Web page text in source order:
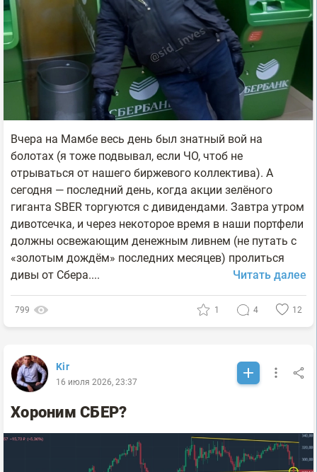
Вчера на Мамбе весь день был знатный вой на
болотах (я тоже подвывал, если ЧО, чтоб не
отрываться от нашего биржевого коллектива). А
сегодня — последний день, когда акции зелёного
гиганта SBER торгуются с дивидендами. Завтра утром
дивотсечка, и через некоторое время в наши портфели
должны освежающим денежным ливнем (не путать с
«золотым дождём» последних месяцев) пролиться
дивы от Сбера....
Читать далее
799 1 4 12
Kir
16 июля 2026, 23:37
Хороним СБЕР?